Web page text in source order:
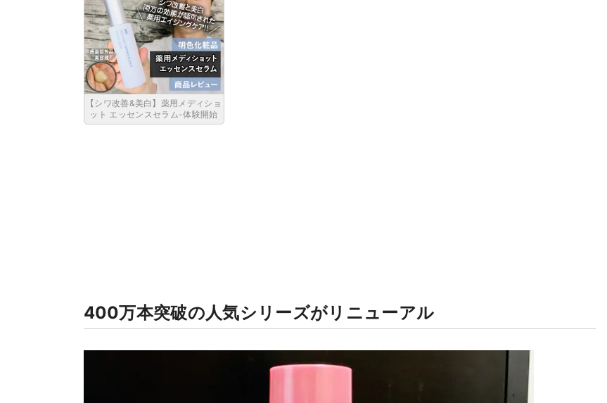
【シワ改善&美白】薬用メディショ
ット エッセンスセラム-体験開始
400万本突破の人気シリーズがリニューアル